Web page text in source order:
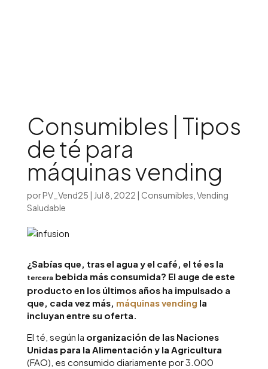
Consumibles | Tipos
de té para
máquinas vending
porPV_Vend25 | Jul 8, 2022 | Consumibles Vending
Saludable
¿Sabías que, tras el agua y el café, el té es la
tercerabebida más consumida? El auge de este
producto en los últimos años ha impulsado a
que, cada vez más, máquinas vending la
incluyan entre su oferta.
El té, según la organización de las Naciones
Unidas para la Alimentación y la Agricultura
(FAO), es consumido diariamente por 3.000